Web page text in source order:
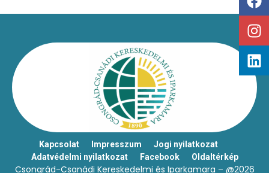
Kapcsolat Impresszum
Jogi nyilatkozat
Adatvédelmi nyilatkozat
Facebook Oldaltérkép
Csongrád-Csanádi Kereskedelmi és Iparkamara – @2026